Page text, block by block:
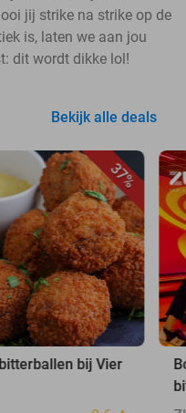
jij strike na strike op de
is, laten we aan jou
dit wordt dikke lol!
Bekijk alle deals
37%
bij Vier